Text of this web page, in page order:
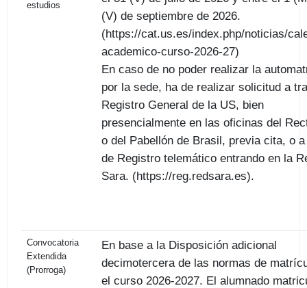
estudios
(V) de septiembre de 2026.
(https://cat.us.es/index.php/noticias/
academico-curso-2026-27)
En caso de no poder realizar la
por la sede, ha de realizar solicitud a
Registro General de la US, bien
presencialmente en las oficinas del
o del Pabellón de Brasil, previa cita, o
de Registro telemático entrando en la
Sara. (https://reg.redsara.es).
Convocatoria
Extendida
(Prorroga)
En base a la Disposición adicional
decimotercera de las normas de
el curso 2026-2027. El alumnado